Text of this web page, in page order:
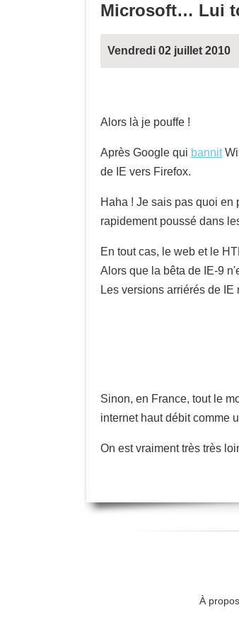
Microsoft… Lui
Vendredi 02 juillet 2010
Alors là je pouffe !
Après Google qui bannit
de IE vers Firefox.
Haha ! Je sais pas quoi en
rapidement poussé dans
En tout cas, le web et le
Alors que la bêta de IE-9
Les versions arriérés de
Sinon, en France, tout le
internet haut débit comme
On est vraiment très très
À propos